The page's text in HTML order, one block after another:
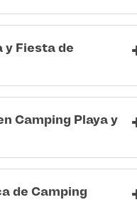
y Fiesta de
Camping Playa y
de Camping